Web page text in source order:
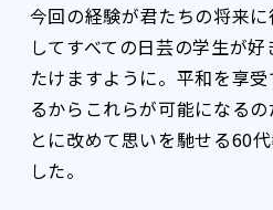
今回の経験が君たちの将来
してすべての日芸の学生が
たけますように。平和を享
るからこれらが可能になる
とに改めて思いを馳せる60
した。